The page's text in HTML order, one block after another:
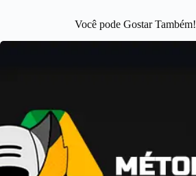
Você pode Gostar Também!